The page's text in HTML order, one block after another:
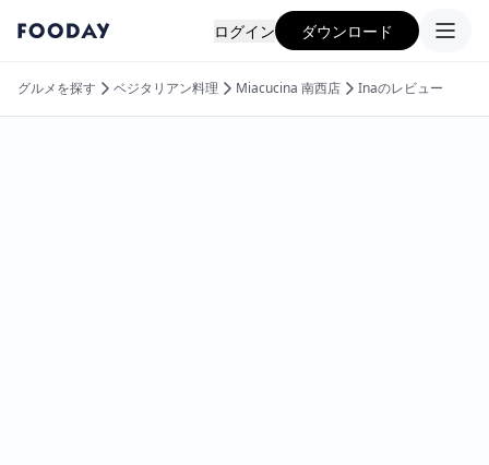
ログイン ダウンロード
グルメを探す ベジタリアン料理 Miacucina 南西店 Inaのレビュー